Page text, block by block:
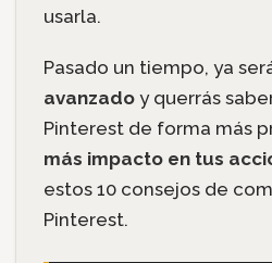
usarla.
Pasado un tiempo, ya
avanzadoy querrás
Pinterest de forma más
más impacto en tus
estos 10 consejos de
Pinterest.